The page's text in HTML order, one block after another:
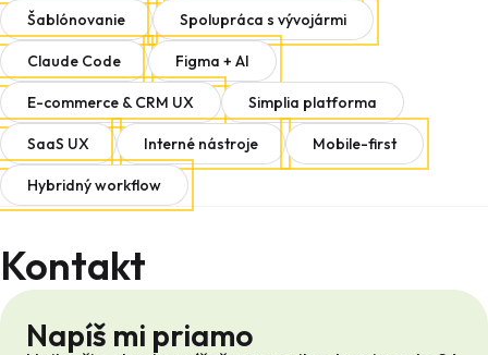
Šablónovanie Spolupráca s vývojármi
Claude Code Figma + AI
E-commerce & CRM UX Simplia platforma
SaaS UX Interné nástroje Mobile-first
Hybridný workflow
Kontakt
Napíš mi priamo